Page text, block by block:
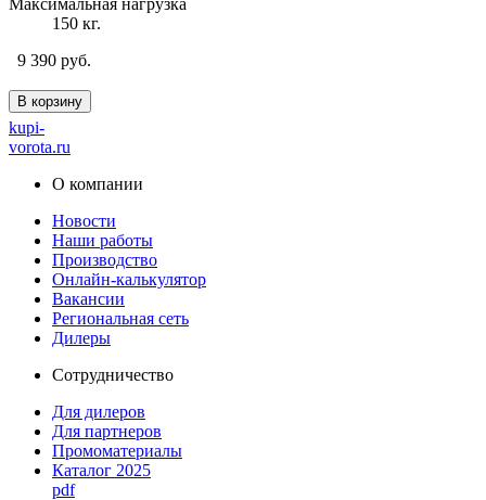
150 кг.
9 390 руб.
В корзину
kupi-
vorota.ru
О компании
Новости
Наши работы
Производство
Онлайн-калькулятор
Вакансии
Региональная сеть
Дилеры
Сотрудничество
Для дилеров
Для партнеров
Промоматериалы
Каталог 2025
pdf